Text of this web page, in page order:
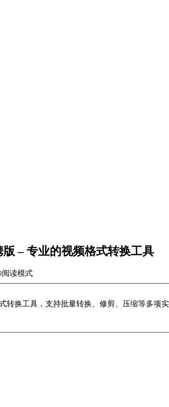
– 专业的视频格式转换工具
阅读模式
转换工具，支持批量转换、修剪、压缩等多项